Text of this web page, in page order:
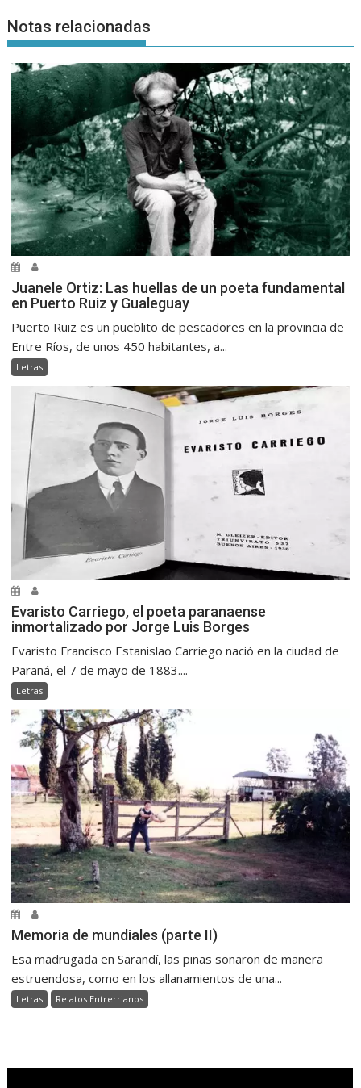
Notas relacionadas
Juanele Ortiz: Las huellas de un poeta fundamental
en Puerto Ruiz y Gualeguay
Puerto Ruiz es un pueblito de pescadores en la provincia de
Entre Ríos, de unos 450 habitantes, a...
Letras
Evaristo Carriego, el poeta paranaense
inmortalizado por Jorge Luis Borges
Evaristo Francisco Estanislao Carriego nació en la ciudad de
Paraná, el 7 de mayo de 1883....
Letras
Memoria de mundiales (parte II)
Esa madrugada en Sarandí, las piñas sonaron de manera
estruendosa, como en los allanamientos de una...
Letras Relatos Entrerrianos